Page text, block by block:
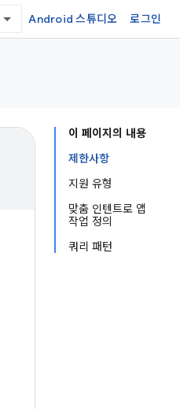
Android 스튜디오 로그인
이 페이지의 내용
제한사항
지원 유형
맞춤 인텐트로 앱
작업 정의
쿼리 패턴